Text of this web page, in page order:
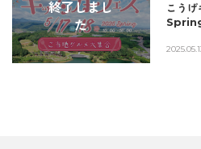
終了しまし
た
こう